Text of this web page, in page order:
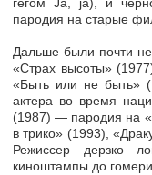
гегом Ja, ja), и
пародия на старые
Дальше были почти
«Страх высоты»
«Быть или не быть»
актера во время
(1987) — пародия на
в трико» (1993),
Режиссер дерзко
киноштампы до